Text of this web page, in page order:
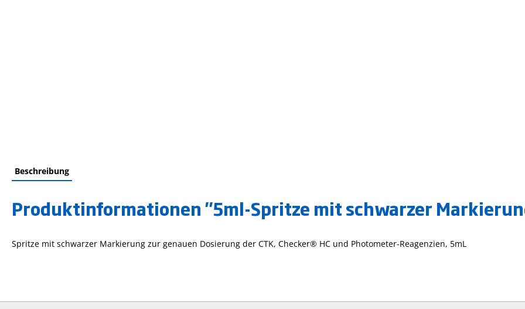
Beschreibung
Produktinformationen "5ml-Spritze mit schwarzer
Spritze mit schwarzer Markierung zur genauen Dosierung der CTK, Checker® HC und Photometer-Reagenzien, 5mL